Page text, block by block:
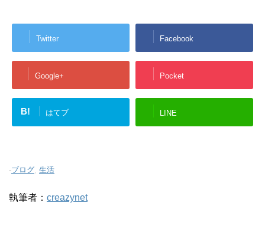
Twitter Facebook
Google+ Pocket
B! はてブ LINE
-ブログ, 生活
執筆者： creazynet